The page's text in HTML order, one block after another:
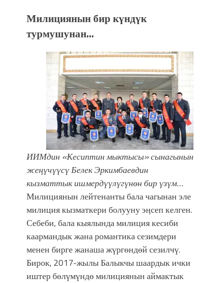
Милициянын бир күндүк
турмушунан…
ИИМдин «Кесиптин мыктысы» сынагынын
жеӊүчүүсү Белек Эркимбаевдин
кызматтык ишмердүүлүгүнөн бир үзүм…
Милициянын лейтенанты бала чагынан эле
милиция кызматкери болууну эӊсеп келген.
Себеби, бала кыялында милиция кесиби
каармандык жана романтика сезимдери
менен бирге жанаша жүргөндөй сезилчү.
Бирок, 2017-жылы Балыкчы шаардык ички
иштер бөлүмүндө милициянын аймактык